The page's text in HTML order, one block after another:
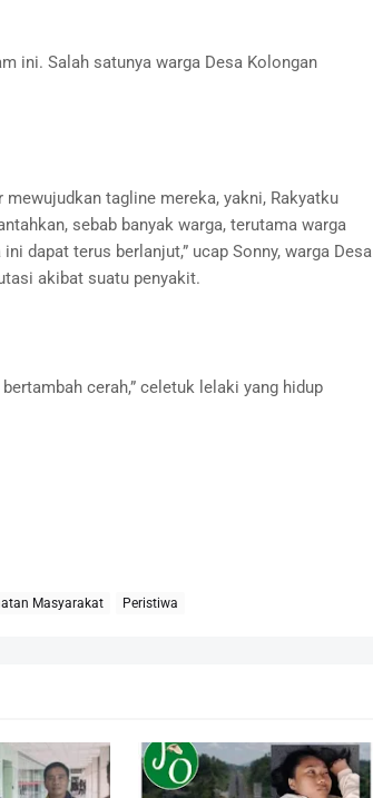
ini. Salah satunya warga Desa Kolongan
tagline mereka, yakni, Rakyatku
sebab banyak warga, terutama warga
dapat terus berlanjut,” ucap Sonny, warga Desa
akibat suatu penyakit.
cerah,” celetuk lelaki yang hidup
Masyarakat Peristiwa